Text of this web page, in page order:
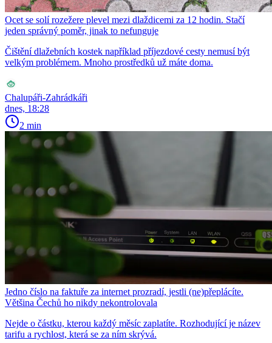
Ocet se solí rozežere plevel mezi dlaždicemi za 12 hodin. Stačí
jeden správný poměr, jinak to nefunguje
Čištění dlažebních kostek například příjezdové cesty nemusí být
velkým problémem. Mnoho prostředků už máte doma.
Chalupáři-Zahrádkáři
dnes, 18:28
2 min
Jedno číslo na faktuře za internet prozradí, jestli (ne)přeplácíte.
Většina Čechů ho nikdy nekontrolovala
Nejde o částku, kterou každý měsíc zaplatíte. Rozhodující je název
tarifu a rychlost, která se za ním skrývá.